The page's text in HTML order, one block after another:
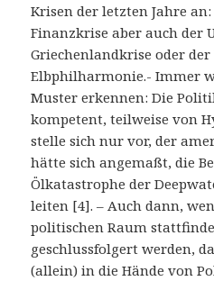
Krisen der letzten Jahre
Finanzkrise aber auch der
Griechenlandkrise oder
Elbphilharmonie.- Immer
Muster erkennen: Die
kompetent, teilweise von
stelle sich nur vor, der
hätte sich angemaßt, die
Ölkatastrophe der
leiten [4]. – Auch dann,
politischen Raum
geschlussfolgert werden,
(allein) in die Hände von